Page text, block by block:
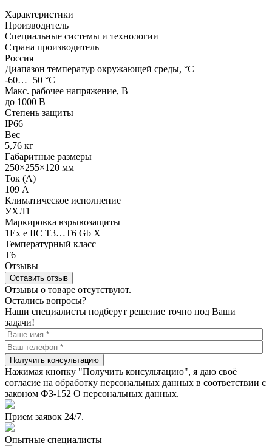
Характеристики
Производитель
Специальные системы и технологии
Страна производитель
Россия
Диапазон температур окружающей среды, °С
-60…+50 °С
Макс. рабочее напряжение, В
до 1000 В
Степень защиты
IP66
Вес
5,76 кг
Габаритные размеры
250×255×120 мм
Ток (А)
109 А
Климатическое исполнение
УХЛ1
Маркировка взрывозащиты
1Ex e IIC T3…T6 Gb X
Температурный класс
Т6
Отзывы
Оставить отзыв
Отзывы о товаре отсутствуют.
Остались вопросы?
Наши специалисты подберут решение точно под Ваши
задачи!
Получить консультацию
Нажимая кнопку "Получить консультацию", я даю своё
согласие на обработку персональных данных в соответствии с
законом ФЗ-152 О персональных данных.
Прием заявок 24/7.
Опытные специалисты